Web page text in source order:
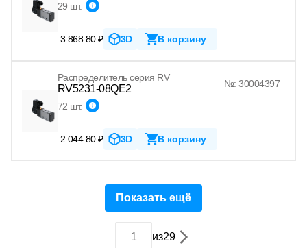
29 шт.
3 868.80 ₽ 3D В корзину
Распределитель серия RV
RV5231-08QE2 №: 30004397
72 шт.
2 044.80 ₽ 3D В корзину
Показать ещё
из29